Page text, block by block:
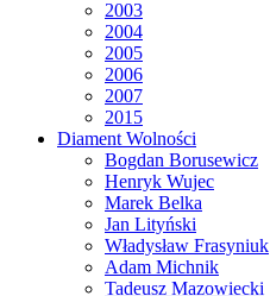
2003
2004
2005
2006
2007
2015
Diament Wolności
Bogdan Borusewicz
Henryk Wujec
Marek Belka
Jan Lityński
Władysław Frasyniuk
Adam Michnik
Tadeusz Mazowiecki